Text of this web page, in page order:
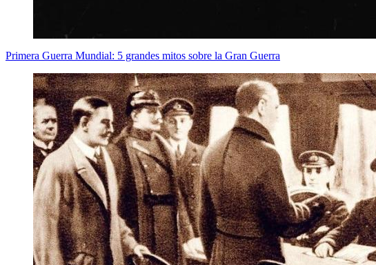
Primera Guerra Mundial: 5 grandes mitos sobre la Gran Guerra